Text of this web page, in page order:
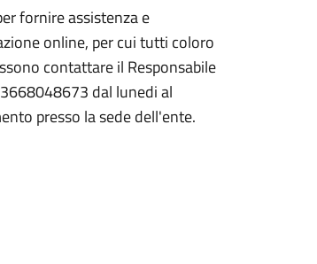
fornire assistenza e
online, per cui tutti coloro
contattare il Responsabile
dal lunedi al
presso la sede dell'ente.